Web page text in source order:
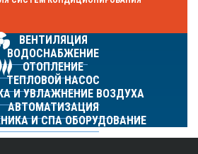
ВЕНТИЛЯЦИЯ
ВОДОСНАБЖЕНИЕ
ОТОПЛЕНИЕ
ТЕПЛОВОЙ НАСОС
И УВЛАЖНЕНИЕ ВОЗДУХА
АВТОМАТИЗАЦИЯ
И СПА ОБОРУДОВАНИЕ